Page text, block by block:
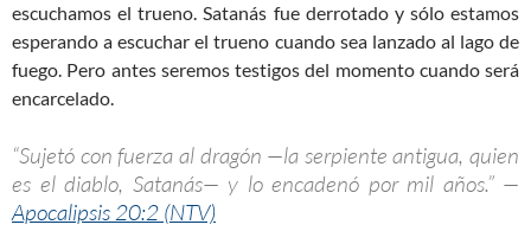
escuchamos el trueno. Satanás fue derrotado y sólo estamos
esperando a escuchar el trueno cuando sea lanzado al lago de
fuego. Pero antes seremos testigos del momento cuando será
encarcelado.
“Sujetó con fuerza al dragón —la serpiente antigua, quien
es el diablo, Satanás— y lo encadenó por mil años.” —
Apocalipsis 20:2 (NTV)